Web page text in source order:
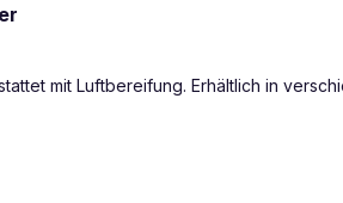
mit Luftbereifung. Erhältlich in